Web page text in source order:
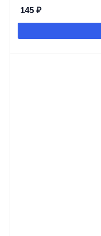
145 ₽